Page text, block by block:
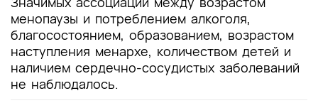
менопаузы и потреблением алкоголя,
благосостоянием, образованием, возрастом
наступления менархе, количеством детей и
наличием сердечно-сосудистых заболеваний
не наблюдалось.